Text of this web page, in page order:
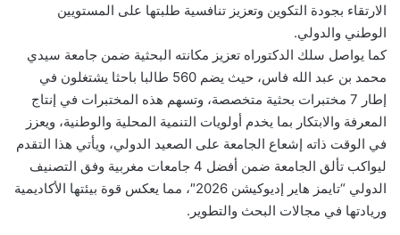
الارتقاء بجودة التكوين وتعزيز تنافسية طلبتها على المستويين
الوطني والدولي.
كما يواصل سلك الدكتوراه تعزيز مكانته البحثية ضمن جامعة سيدي
محمد بن عبد الله فاس، حيث يضم 560 طالبا باحثا يشتغلون في
إطار 7 مختبرات بحثية متخصصة، وتسهم هذه المختبرات في إنتاج
المعرفة والابتكار بما يخدم أولويات التنمية المحلية والوطنية، ويعزز
في الوقت ذاته إشعاع الجامعة على الصعيد الدولي، ويأتي هذا التقدم
ليواكب تألق الجامعة ضمن أفضل 4 جامعات مغربية وفق التصنيف
الدولي “تايمز هاير إديوكيشن 2026″، مما يعكس قوة بيئتها الأكاديمية
وريادتها في مجالات البحث والتطوير.